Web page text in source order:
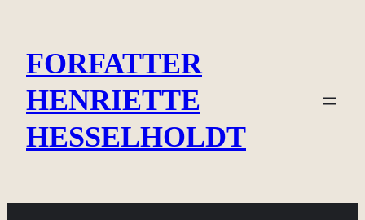
indhold
FORFATTER
HENRIETTE
HESSELHOLDT